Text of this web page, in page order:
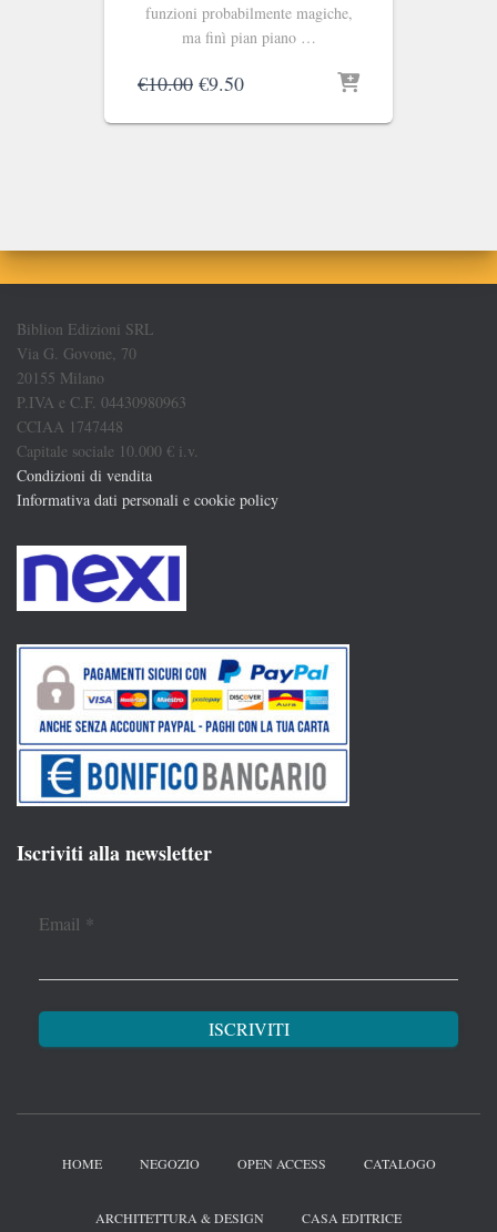
funzioni probabilmente magiche,
ma finì pian piano …
€10.00 Il
originale
€9.50Il
attuale
Biblion Edizioni SRL
Via G. Govone, 70
20155 Milano
P.IVA e C.F. 04430980963
CCIAA 1747448
Capitale sociale 10.000 € i.v.
Condizioni di vendita
Informativa dati personali e cookie policy
Iscriviti alla newsletter
Email *
HOME NEGOZIO OPEN ACCESS CATALOGO
ARCHITETTURA & DESIGN CASA EDITRICE